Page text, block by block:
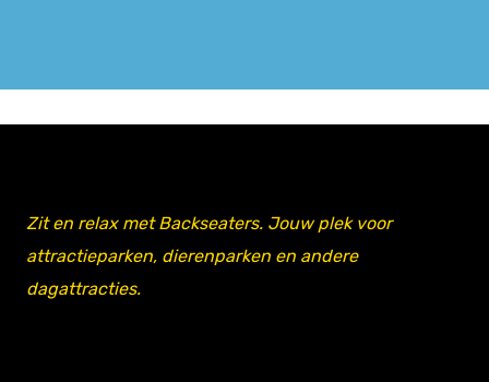
Zit en relax met Backseaters. Jouw plek voor
attractieparken, dierenparken en andere
dagattracties.